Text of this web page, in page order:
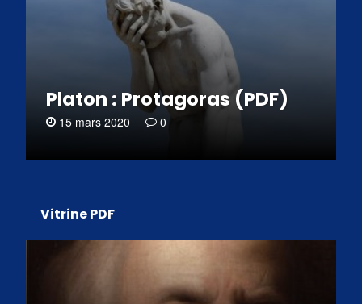
Platon : Protagoras (PDF)
15 mars 2020 0
Vitrine PDF